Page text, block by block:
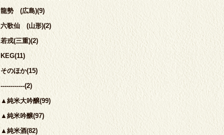
龍勢 (広島)(9)
六歌仙 (山形)(2)
若戎(三重)(2)
KEG(11)
そのほか(15)
------------(2)
▲純米大吟醸(99)
▲純米吟醸(97)
▲純米酒(82)